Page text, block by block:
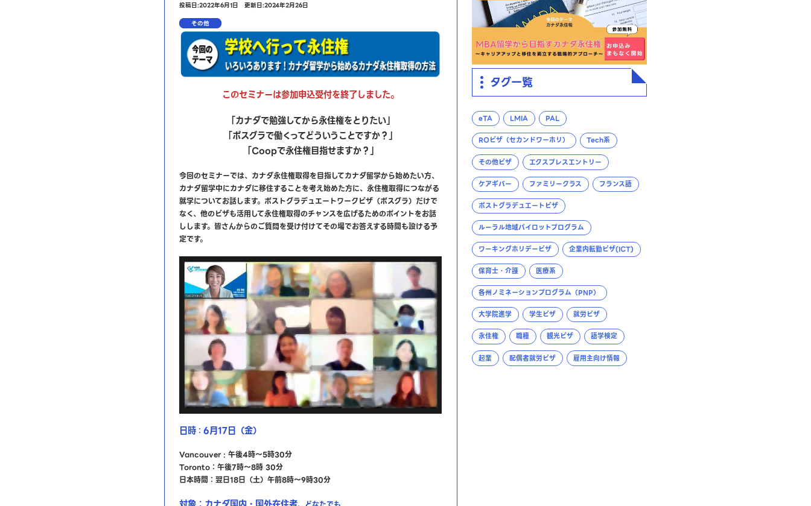
投稿日:2022年6月1日
更新日:2024年2月26日
その他
このセミナーは参加申込受付を終了しました。
「カナダで勉強してから永住権をとりたい」
「ポスグラで働くってどういうことですか？」
「Coopで永住権目指せますか？」
今回のセミナーでは、カナダ永住権取得を目指してカナダ留学から始めたい方、
カナダ留学中にカナダに移住することを考え始めた方に、永住権取得につながる
就学についてお話します。ポストグラデュエートワークビザ（ポスグラ）だけで
なく、他のビザも活用して永住権取得のチャンスを広げるためのポイントをお話
しします。皆さんからのご質問を受け付けてその場でお答えする時間も設ける予
定です。
日時 ： 6月17日（金）
Vancouver : 午後4時～5時30分
Toronto：午後7時～8時 30分
日本時間：翌日18日（土）午前8時～9時30分
タグ一覧
eTA LMIA PAL
ROビザ（セカンドワーホリ） Tech系
その他ビザ エクスプレスエントリー
ケアギバー ファミリークラス フランス語
ポストグラデュエートビザ
ルーラル地域パイロットプログラム
ワーキングホリデービザ 企業内転勤ビザ(ICT)
保育士・介護 医療系
各州ノミネーションプログラム（PNP）
大学院進学 学生ビザ 就労ビザ
永住権 職種 観光ビザ 語学検定
起業 配偶者就労ビザ 雇用主向け情報